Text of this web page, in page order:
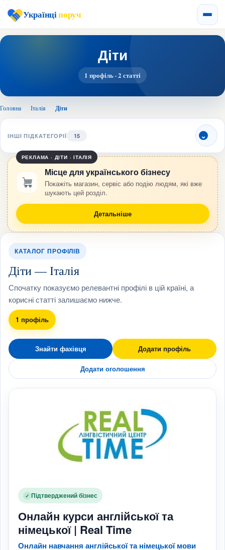
Українціпоруч
Діти
1 профіль · 2 статті
Головна Італія Діти
ІНШІ ПІДКАТЕГОРІЇ 15
РЕКЛАМА · ДІТИ · ІТАЛІЯ
Місце для українського бізнесу
Покажіть магазин, сервіс або подію людям, які вже
шукають цей розділ.
Детальніше
КАТАЛОГ ПРОФІЛІВ
Діти — Італія
Спочатку показуємо релевантні профілі в цій країні, а
корисні статті залишаємо нижче.
1 профіль
Знайти фахівця Додати профіль
Додати оголошення
✓ Підтверджений бізнес
Онлайн курси англійської та
німецької | Real Time
Онлайн навчання англійської та німецької мови